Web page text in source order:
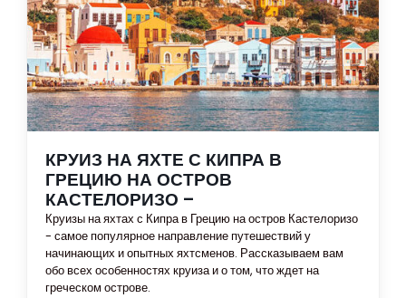
КРУИЗ НА ЯХТЕ С КИПРА В
ГРЕЦИЮ НА ОСТРОВ
КАСТЕЛОРИЗО –
Круизы на яхтах с Кипра в Грецию на остров Кастелоризо
- самое популярное направление путешествий у
начинающих и опытных яхтсменов. Рассказываем вам
обо всех особенностях круиза и о том, что ждет на
греческом острове.